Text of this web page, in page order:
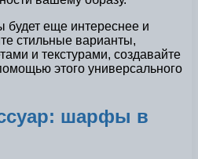
еще интереснее и
стильные варианты,
и текстурами, создавайте
этого универсального
шарфы в